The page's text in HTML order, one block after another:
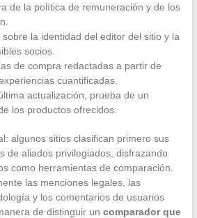
de la política de remuneración y de los
la identidad del editor del sitio y la
socios.
de compra redactadas a partir de
cuantificadas.
actualización, prueba de un
los productos ofrecidos.
algunos sitios clasifican primero sus
de aliados privilegiados, disfrazando
como herramientas de comparación.
las menciones legales, las
y los comentarios de usuarios
de distinguir un comparador que